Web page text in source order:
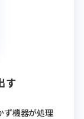
す
ず機器が処理